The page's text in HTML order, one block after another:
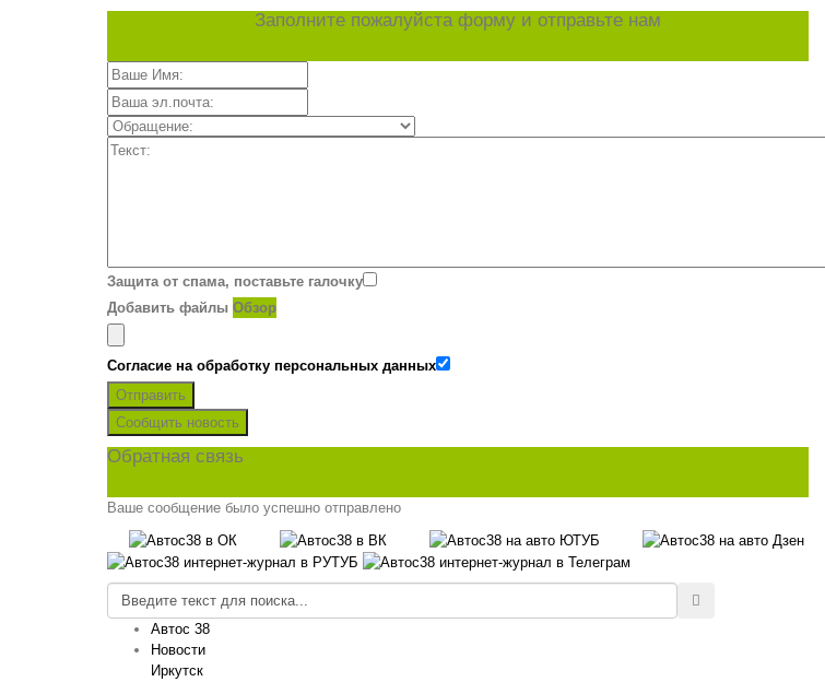
Заполните пожалуйста форму и отправьте нам
Защита от спама, поставьте галочку
Добавить файлы Обзор
Согласие на обработку персональных данных
Отправить
Сообщить новость
Обратная связь
Ваше сообщение было успешно отправлено
Автос 38
Новости
Иркутск